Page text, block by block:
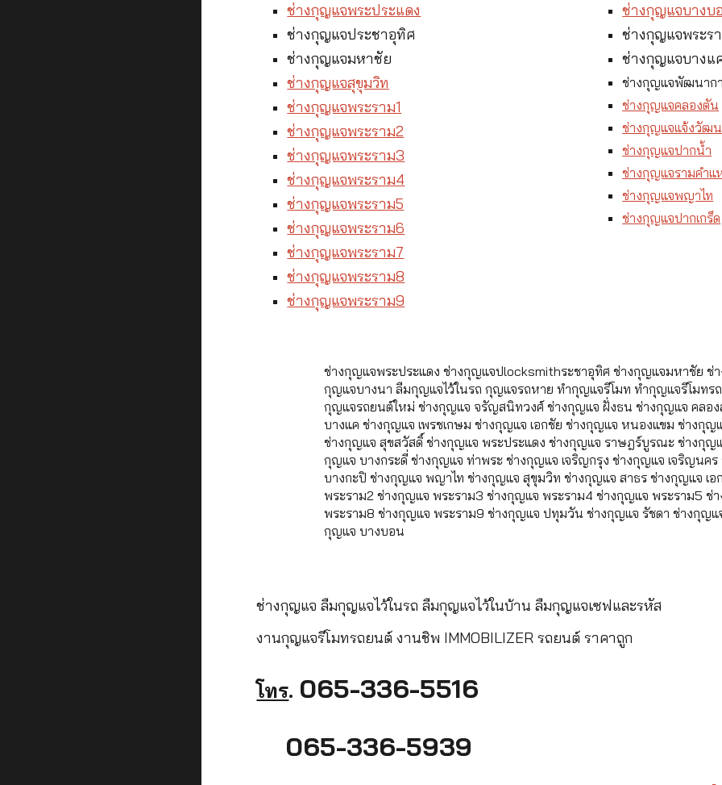
ช่างกุญแจพระประแดง
ช่างกุญแจประชาอุทิศ
ช่างกุญแจมหาชัย
ช่างกุญแจสุขุมวิท
ช่างกุญแจพระราม1
ช่างกุญแจพระราม2
ช่างกุญแจพระราม3
ช่างกุญแจพระราม4
ช่างกุญแจพระราม5
ช่างกุญแจพระราม6
ช่างกุญแจพระราม7
ช่างกุญแจพระราม8
ช่างกุญแจพระราม9
ช่างกุญแจบางบ
ช่างกุญแจพระร
ช่างกุญแจบางแ
ช่างกุญแจพัฒนาก
ช่างกุญแจคลองตัน
ช่างกุญแจแจ้งวัฒ
ช่างกุญแจปากน้ำ
ช่างกุญแจรามคำแ
ช่างกุญแจพญาไท
ช่างกุญแจปากเกร็ด
ช่างกุญแจพระประแดง ช่างกุญแจปlocksmithระชาอุทิศ ช่างกุญแจมหาชัย ช่
กุญแจบางนา ลืมกุญแจไว้ในรถ กุญแจรถหาย ทำกุญแจรีโมท ทำกุญแจรีโมท
กุญแจรถยนต์ใหม่ ช่างกุญแจ จรัญสนิทวงศ์ ช่างกุญแจ ฝั่งธน ช่างกุญแจ คลอ
บางแค ช่างกุญแจ เพรชเกษม ช่างกุญแจ เอกชัย ช่างกุญแจ หนองแขม ช่างกุ
ช่างกุญแจ สุขสวัสดิ์ ช่างกุญแจ พระประแดง ช่างกุญแจ ราษฎร์บูรณะ ช่างกุ
กุญแจ บางกระดี่ ช่างกุญแจ ท่าพระ ช่างกุญแจ เจริญกรุง ช่างกุญแจ เจริญนค
บางกะปิ ช่างกุญแจ พญาไท ช่างกุญแจ สุขุมวิท ช่างกุญแจ สาธร ช่างกุญแจ เ
พระราม2 ช่างกุญแจ พระราม3 ช่างกุญแจ พระราม4 ช่างกุญแจ พระราม5
พระราม8 ช่างกุญแจ พระราม9 ช่างกุญแจ ปทุมวัน ช่างกุญแจ รัชดา ช่างกุญ
กุญแจ บางบอน
ช่างกุญแจ ลืมกุญแจไว้ในรถ ลืมกุญแจไว้ในบ้าน ลืมกุญแจเซฟและรหัส
งานกุญแจรีโมทรถยนต์ งานชิพ IMMOBILIZER รถยนต์ ราคาถูก
โทร. 065-336-5516
065-336-5939